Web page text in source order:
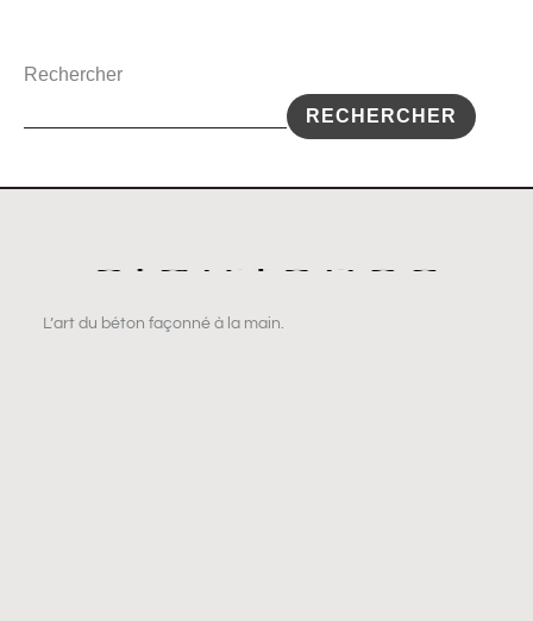
Rechercher
RECHERCHER
L’art du béton façonné à la main.